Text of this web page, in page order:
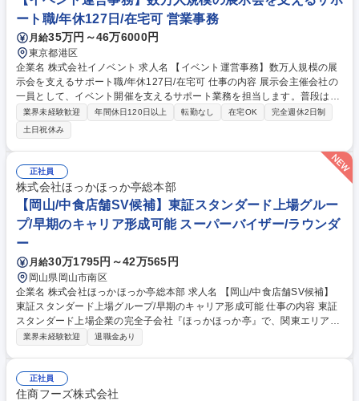
ート職/年休127日/在宅可 営業事務
月給35万円～46万6000円
東京都港区
企業名 株式会社イノベント 求人名 【イベント運営事務】数万人規模の展
示会を支えるサポート職/年休127日/在宅可 仕事の内容 展示会主催会社の
一員として、イベント開催を支えるサポート業務を担当します。普段はオ
フィスでの事務業務が中心ですが、展示会開催時には会場運営にも関わり
ます。 【具体的には】 ■出展企業・来場者からの問い合わせ対応（メー
ル・電話） ■顧客情報の入力・管理 ■出展企業向け書類の作成・回収 ■営
業データの集計・進捗管理 ■招待状やWEBサイト制作のサポート ※展示
会開催時は会場運営のサポートを行います 募集職種 【イベント運営事
務】数万人規模の展示会を支えるサポート職/年休127日/在宅可
業界未経験歓迎 年間休日120日以上 転勤なし 在宅OK
完全週休2日制
土日祝休み
正社員
株式会社ほっかほっか亭総本部
【岡山/中食店舗SV候補】東証スタンダード上場グルー
プ/早期のキャリア形成可能 スーパーバイザー/ラウンダ
ー
月給30万1795円～42万565円
岡山県岡山市南区
企業名 株式会社ほっかほっか亭総本部 求人名 【岡山/中食店舗SV候補】
東証スタンダード上場グループ/早期のキャリア形成可能 仕事の内容 東証
スタンダード上場企業の完全子会社『ほっかほっか亭』で、関東エリアの
ＳＶをお任せします。加盟店や直営店の売上管理からキャンペーン立案、
客、衛生レベルの指導 ■集客、販促企画（チラシ配布やディスプレイ改善
等） ■施策のモニタリング 【担当規模の適正さ】１人あたり１０～２０店
業界未経験歓迎 退職金あり
正社員
住商フーズ株式会社